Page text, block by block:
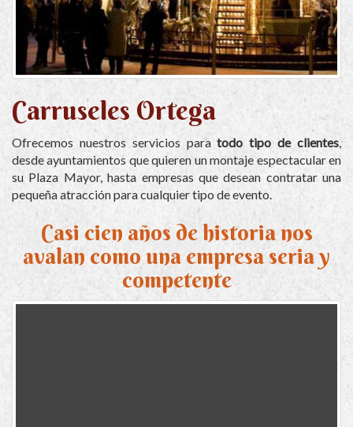
Carruseles Ortega
Ofrecemos nuestros servicios paratodo tipo de clientes,
desde ayuntamientos que quieren un montaje espectacular en
su Plaza Mayor, hasta empresas que desean contratar una
pequeña atracción para cualquier tipo de evento.
Casi cien años de historia nos
avalan como una empresa seria y
competente